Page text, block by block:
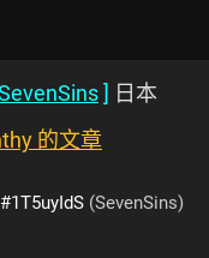
] 日本
的文章
#1T5uyIdS (SevenSins)